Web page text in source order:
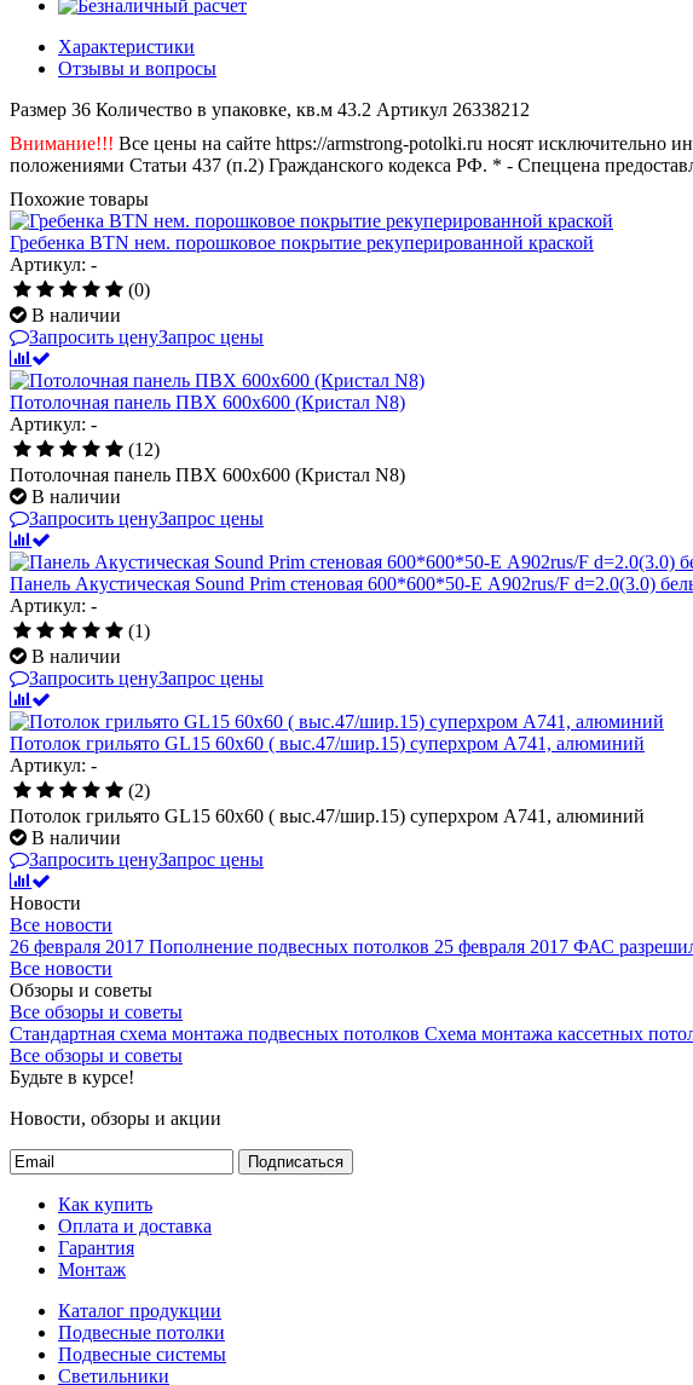
Характеристики
Отзывы и вопросы
Размер 36 Количество в упаковке, кв.м 43.2 Артикул 26338212
Внимание!!! Все цены на сайте https://armstrong-potolki.ru носят исключительно
положениями Статьи 437 (п.2) Гражданского кодекса РФ. * - Спеццена
Похожие товары
Гребенка BTN нем. порошковое покрытие рекуперированной краской
Артикул: -
(0)
В наличии
Запросить ценуЗапрос цены
Потолочная панель ПВХ 600х600 (Кристал N8)
Артикул: -
(12)
Потолочная панель ПВХ 600х600 (Кристал N8)
В наличии
Запросить ценуЗапрос цены
Панель Акустическая Sound Prim стеновая 600*600*50-Е А902rus/F d=2.0(3.0)
Артикул: -
(1)
В наличии
Запросить ценуЗапрос цены
Потолок грильято GL15 60х60 ( выс.47/шир.15) суперхром А741, алюминий
Артикул: -
(2)
Потолок грильято GL15 60х60 ( выс.47/шир.15) суперхром А741, алюминий
В наличии
Запросить ценуЗапрос цены
Новости
Все новости
26 февраля 2017 Пополнение подвесных потолков 25 февраля 2017 ФАС разрешил
Все новости
Обзоры и советы
Все обзоры и советы
Стандартная схема монтажа подвесных потолков Схема монтажа кассетных
Все обзоры и советы
Будьте в курсе!
Новости, обзоры и акции
Подписаться
Как купить
Оплата и доставка
Гарантия
Монтаж
Каталог продукции
Подвесные потолки
Подвесные системы
Светильники